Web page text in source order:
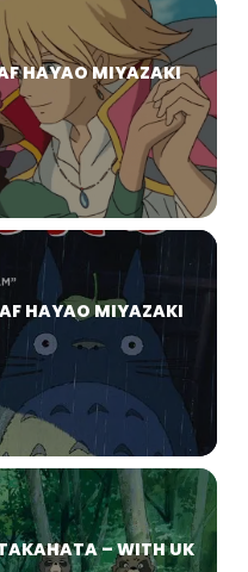
HAYAO MIYAZAKI
HAYAO MIYAZAKI
– WITH UK